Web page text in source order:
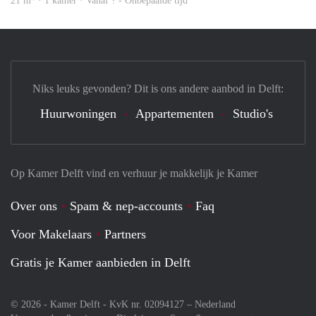
Op Kamer Delft vind en verhuur je makkelijk je Kamer
Over ons Spam & nep-accounts
Faq
Voor Makelaars
Partners
Gratis je Kamer aanbieden in Delft
© 2026 - Kamer Delft - KvK nr. 02094127 – Nederland
Niks leuks gevonden? Dit is ons andere aanbod in Delft:
Huurwoningen Appartementen Studio's